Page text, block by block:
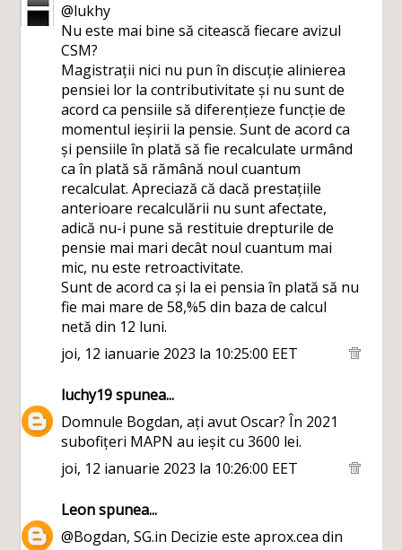
@lukhy
Nu este mai bine să citească fiecare avizul
CSM?
Magistrații nici nu pun în discuție alinierea
pensiei lor la contributivitate și nu sunt de
acord ca pensiile să diferențieze funcție de
momentul ieșirii la pensie. Sunt de acord ca
și pensiile în plată să fie recalculate urmând
ca în plată să rămână noul cuantum
recalculat. Apreciază că dacă prestațiile
anterioare recalculării nu sunt afectate,
adică nu-i pune să restituie drepturile de
pensie mai mari decât noul cuantum mai
mic, nu este retroactivitate.
Sunt de acord ca și la ei pensia în plată să nu
fie mai mare de 58,%5 din baza de calcul
netă din 12 luni.
joi, 12 ianuarie 2023 la 10:25:00 EET
luchy19spunea...
Domnule Bogdan, ați avut Oscar? În 2021
subofițeri MAPN au ieșit cu 3600 lei.
joi, 12 ianuarie 2023 la 10:26:00 EET
Leonspunea...
@Bogdan, SG.in Decizie este aprox.cea din